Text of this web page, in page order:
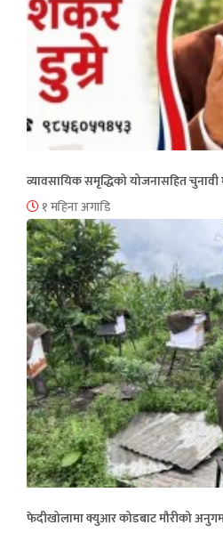
व्यावसायिक समृद्धिको योजनासहित चुनावी
१ महिना अगाडि
फेदीखोलामा क्युआर कोडबाट मौरीको